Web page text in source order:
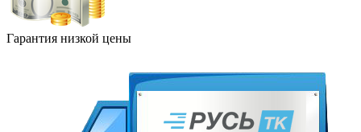
Гарантия низкой цены